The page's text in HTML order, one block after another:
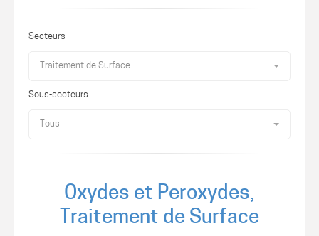
Secteurs
Traitement de Surface
Sous-secteurs
Tous
Oxydes et Peroxydes,
Traitement de Surface